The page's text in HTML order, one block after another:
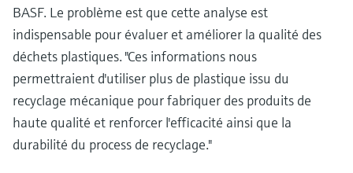
BASF. Le problème est que cette analyse est
indispensable pour évaluer et améliorer la qualité des
déchets plastiques. "Ces informations nous
permettraient d'utiliser plus de plastique issu du
recyclage mécanique pour fabriquer des produits de
haute qualité et renforcer l'efficacité ainsi que la
durabilité du process de recyclage."